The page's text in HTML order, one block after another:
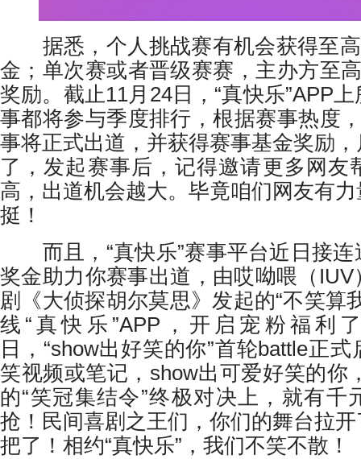
据悉，个人挑战赛有机会获得至高
金；单次赛或者晋级赛赛，主办方至
奖励。截止11月24日，“真快乐”APP
事都将参与季度排行，根据赛事热度
事将正式出道，并获得赛事基金奖励
了，发起赛事后，记得邀请更多网友
高，出道机会越大。毕竟咱们网友有
挺！
而且，“真快乐”赛事平台近日接连
奖金助力你赛事出道，由哎呦喂（
剧《大侦探胡尔莫思》发起的“不笑算
线“真快乐”APP，开启宠粉福利
日，“show出好笑的你”首轮battle正
笑视频或笔记，show出可爱好笑的你
的“笑冠集结令”终极对决上，就有千
抢！民间喜剧之王们，你们的舞台拉
把了！相约“真快乐”，我们不笑不散！